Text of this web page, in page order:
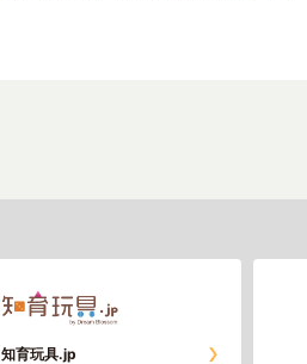
知育玩具.jp